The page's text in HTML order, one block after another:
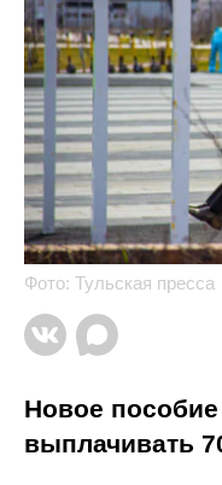
Фото: Тульская пресса
Новое
выплачивать